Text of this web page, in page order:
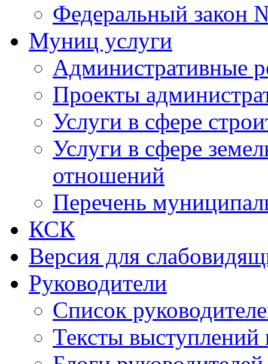
Федеральный закон
Муниц услуги
Административные
Проекты
Услуги в сфере
Услуги в сфере
отношений
Перечень
КСК
Версия для
Руководители
Список
Тексты выступлений